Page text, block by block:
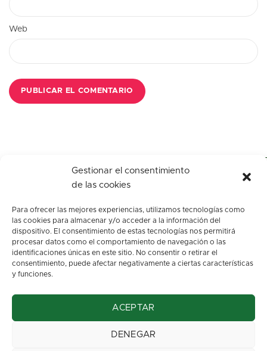
Gestionar el consentimiento
de las cookies
Para ofrecer las mejores experiencias, utilizamos tecnologías como
las cookies para almacenar y/o acceder a la información del
dispositivo. El consentimiento de estas tecnologías nos permitirá
procesar datos como el comportamiento de navegación o las
identificaciones únicas en este sitio. No consentir o retirar el
consentimiento, puede afectar negativamente a ciertas características
y funciones.
ACEPTAR
DENEGAR
Web
c/ Los arenales, s/n.
Oviedo. Asturias
info@floresbegona.es
Teléfono: 985 22 45 63